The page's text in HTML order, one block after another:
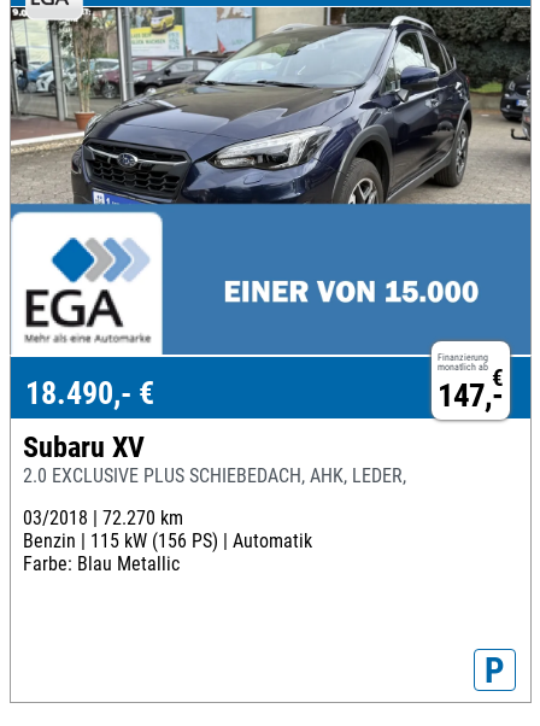
Finanzierung
monatlich ab €
147,-
18.490,- €
Subaru XV
2.0 EXCLUSIVE PLUS SCHIEBEDACH, AHK, LEDER,
03/2018 | 72.270 km
Benzin | 115 kW (156 PS) | Automatik
Farbe: Blau Metallic
P